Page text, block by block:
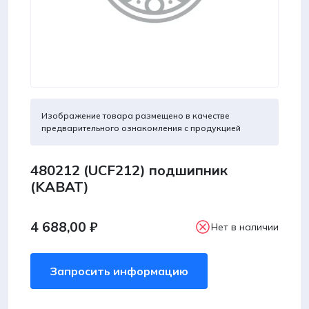
Изображение товара размещено в качестве
предварительного ознакомления с продукцией
480212 (UCF212) подшипник
(KABAT)
4 688,00 ₽ Нет в наличии
Запросить информацию